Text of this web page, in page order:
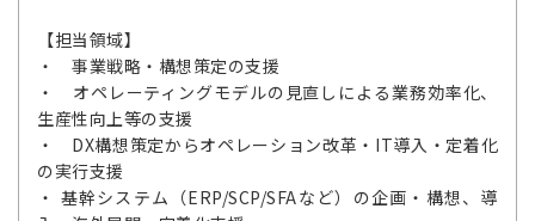
【担当領域】
・ 事業戦略・構想策定の支援
・ オペレーティングモデルの見直しによる業務効率化、
生産性向上等の支援
・ DX構想策定からオペレーション改革・IT導入・定着化
の実行支援
・ 基幹システム（ERP/SCP/SFAなど）の企画・構想、導